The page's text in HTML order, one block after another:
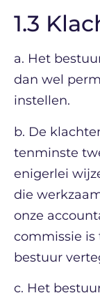
1.3
a. Het
dan wel
instellen.
b. De
tenminste
enigerlei
die
onze
commissie
bestuur
c. Het